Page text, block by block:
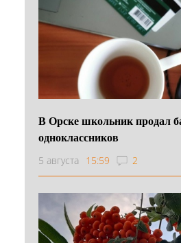
В Орске школьник продал
одноклассников
5 августа 15:59 2